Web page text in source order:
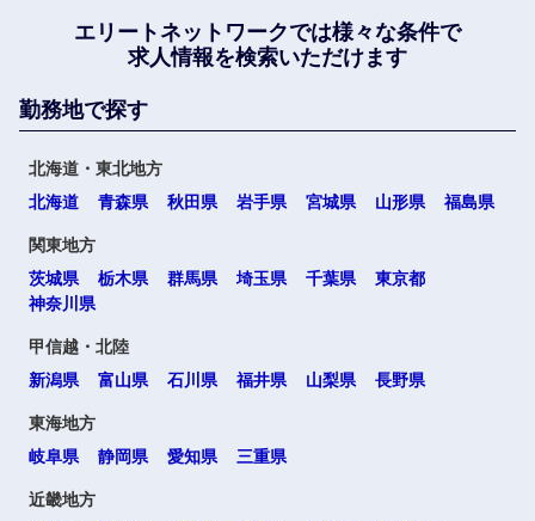
エリートネットワークでは様々な条件で
求人情報を検索いただけます
勤務地で探す
北海道・東北地方
北海道
青森県 秋田県 岩手県 宮城県 山形県 福島県
関東地方
茨城県
栃木県 群馬県 埼玉県 千葉県
東京都
神奈川県
甲信越・北陸
新潟県
富山県 石川県 福井県 山梨県 長野県
東海地方
岐阜県
静岡県 愛知県 三重県
近畿地方